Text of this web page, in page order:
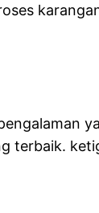
terbaik.